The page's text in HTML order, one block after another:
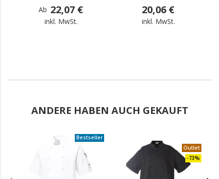
Ab 22,07 €
inkl. MwSt.
20,06 €
inkl. MwSt.
ANDERE HABEN AUCH GEKAUFT
Bestseller
Outlet
-73%